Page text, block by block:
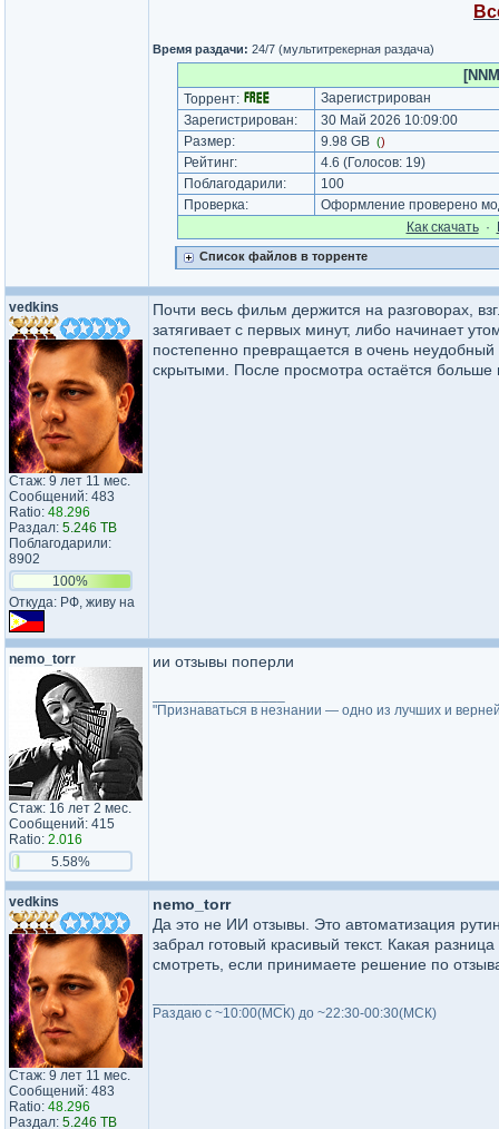
Время раздачи: 24/7 (мультитрекерная раздача)
Торрент:
Зарегистрирован
Зарегистрирован:
30 Май 2026 10:09:00
Размер:
9.98 GB ()
Рейтинг: 4.6 (Голосов: 19)
Поблагодарили:
100
Проверка:
Оформление проверено
Как cкачать·
Список файлов в торренте
vedkins
Стаж: 9 лет 11 мес.
Сообщений: 483
Ratio: 48.296
Раздал: 5.246 TB
Поблагодарили:
8902
100%
Откуда: РФ, живу на
Почти весь фильм держится на разговорах,
затягивает с первых минут, либо начинает
постепенно превращается в очень
скрытыми. После просмотра остаётся
nemo_torr
Стаж: 16 лет 2 мес.
Сообщений: 415
Ratio: 2.016
5.58%
ии отзывы поперли
"Признаваться в незнании — одно из лучших и
vedkins
Стаж: 9 лет 11 мес.
Сообщений: 483
Ratio: 48.296
Раздал: 5.246 TB
nemo_torr
Да это не ИИ отзывы. Это автоматизация
забрал готовый красивый текст. Какая
смотреть, если принимаете решение по
Раздаю с ~10:00(МСК) до ~22:30-00:30(МСК)